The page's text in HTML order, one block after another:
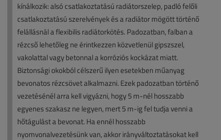
kínálkozik: alsó csatlakoztatású radiátorszelep, padló felőli
csatlakoztatású szerelvények és a radiátor mögött történő
felállásnál a flexibilis radiátorkötés. Padozatban, falban a
rézcső lehetőleg ne érintkezzen közvetlenül gipszszel,
vakolattal vagy betonnal a korróziós kockázat miatt.
Biztonsági okokból célszerű ilyen esetekben műanyag
bevonatos rézcsövet alkalmazni. Ezek padozatban történő
vezetésénél arra kell vigyázni, hogy 5 m-nél hosszabb
egyenes szakasz ne legyen, mert 5 m-ig fel tudja venni a
hőtágulást a bevonat. Ha ennél hosszabb
nyomvonalvezetésünk van, akkor irányváltoztatásokat kell